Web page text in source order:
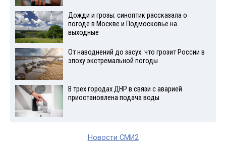
Дожди и грозы: синоптик рассказала о
погоде в Москве и Подмосковье на
выходные
От наводнений до засух: что грозит России в
эпоху экстремальной погоды
В трех городах ДНР в связи с аварией
приостановлена подача воды
Новости СМИ2